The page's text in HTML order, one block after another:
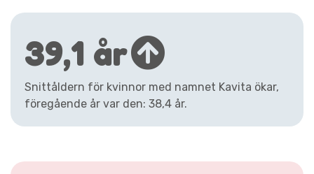
39,1 år
Snittåldern för kvinnor med namnet Kavita ökar,
föregående år var den: 38,4 år.